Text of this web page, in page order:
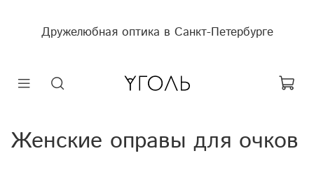
Дружелюбная оптика в Санкт-Петербурге
Женские оправы для очков